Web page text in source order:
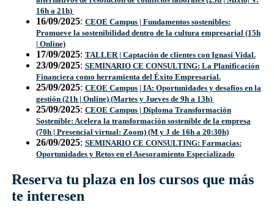
16h a 21h)
16/09/2025: CEOE Campus | Fundamentos sostenibles:
Promueve la sostenibilidad dentro de la cultura empresarial (15h
| Online)
17/09/2025: TALLER | Captación de clientes con Ignasi Vidal.
23/09/2025: SEMINARIO CE CONSULTING: La Planificación
Financiera como herramienta del Éxito Empresarial.
25/09/2025: CEOE Campus | IA: Oportunidades y desafíos en la
gestión (21h | Online) (Martes y Jueves de 9h a 13h)
25/09/2025: CEOE Campus | Diploma Transformación
Sostenible: Acelera la transformación sostenible de la empresa
(70h | Presencial virtual: Zoom) (M y J de 16h a 20:30h)
26/09/2025: SEMINARIO CE CONSULTING: Farmacias:
Oportunidades y Retos en el Asesoramiento Especializado
Reserva tu plaza en los cursos que más
te interesen